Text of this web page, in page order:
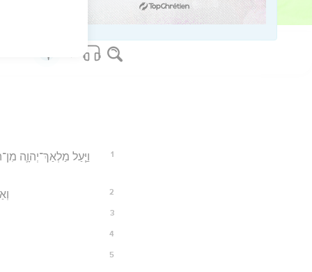
1
וַיַּ֧עַל מַלְאַךְ־יְהוָ֛ה
2
3
4
5